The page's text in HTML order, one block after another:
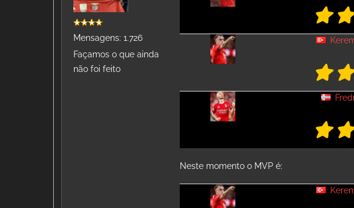
Mensagens: 1.726
Façamos o que ainda
não foi feito
Neste momento o MVP é: